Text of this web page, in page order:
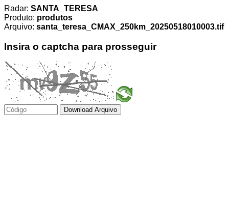
Radar: SANTA_TERESA
Produto: produtos
Arquivo: santa_teresa_CMAX_250km_20250518010003.tif
Insira o captcha para prosseguir